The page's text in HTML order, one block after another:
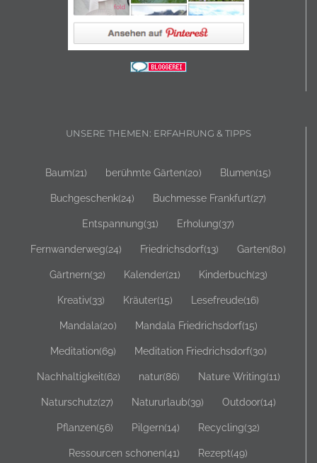
UNSERE THEMEN: ERFAHRUNG & TIPPS
Baum(21) berühmte Gärten(20) Blumen(15)
Buchgeschenk(24) Buchmesse Frankfurt(27)
Entspannung(31) Erholung(37)
Fernwanderweg(24) Friedrichsdorf(13) Garten(80)
Gärtnern(32) Kalender(21) Kinderbuch(23)
Kreativ(33) Kräuter(15) Lesefreude(16)
Mandala(20) Mandala Friedrichsdorf(15)
Meditation(69) Meditation Friedrichsdorf(30)
Nachhaltigkeit(62) natur(86) Nature Writing(11)
Naturschutz(27) Natururlaub(39) Outdoor(14)
Pflanzen(56) Pilgern(14) Recycling(32)
Ressourcen schonen(41) Rezept(49)